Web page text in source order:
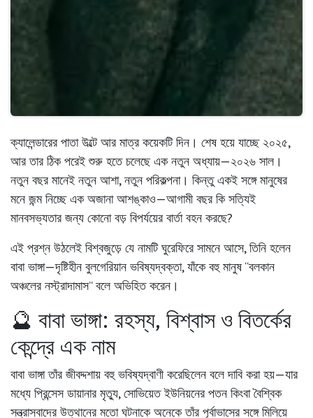
ক্যালেন্ডারের পাতা উল্টে আর মাত্র কয়েকটি দিন। শেষ হয়ে যাচ্ছে ২০২৫,
আর তার ঠিক পরেই শুরু হতে চলেছে এক নতুন অধ্যায়—২০২৬ সাল।
নতুন বছর মানেই নতুন আশা, নতুন পরিকল্পনা। কিন্তু একই সঙ্গে মানুষের
মনে জন্ম নিচ্ছে এক অজানা আশঙ্কাও—আগামী বছর কি সত্যিই
মানবসভ্যতার জন্য কোনো বড় বিপর্যয়ের বার্তা বহন করছে?
এই প্রশ্ন উঠলেই বিশ্বজুড়ে যে নামটি ঘুরেফিরে সামনে আসে, তিনি হলেন
বাবা ভাঙ্গা—দৃষ্টিহীন বুলগেরিয়ান ভবিষ্যদ্বক্তা, যাঁকে বহু মানুষ “বলকান
অঞ্চলের নস্ট্রাদামাস” বলে অভিহিত করেন।
🔮 বাবা ভাঙ্গা: রহস্য, বিশ্বাস ও বিতর্কের
কেন্দ্রে এক নাম
বাবা ভাঙ্গা তাঁর জীবদ্দশায় বহু ভবিষ্যদ্বাণী করেছিলেন বলে দাবি করা হয়—যার
মধ্যে প্রিন্সেস ডায়ানার মৃত্যু, সোভিয়েত ইউনিয়নের পতন কিংবা বৈশ্বিক
সন্ত্রাসবাদের উত্থানের মতো ঘটনাকে অনেকে তাঁর পূর্বাভাসের সঙ্গে মিলিয়ে